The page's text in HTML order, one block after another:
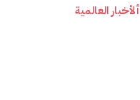
ألأخبار العالمية